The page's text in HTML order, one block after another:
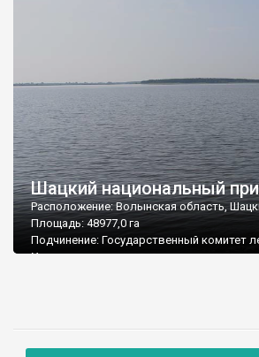
Шацкий национальный
Расположение: Волынская область,
Площадь: 48977,0 га
Подчинение: Государственный комитет
Украины